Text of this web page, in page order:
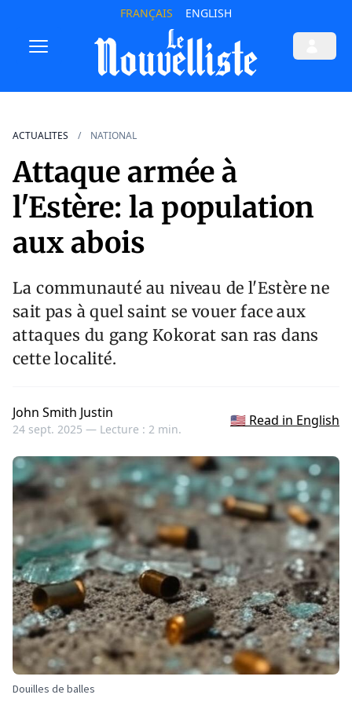
FRANÇAIS ENGLISH
ACTUALITES NATIONAL
Attaque armée à
l'Estère: la population
aux abois
La communauté au niveau de l'Estère ne
sait pas à quel saint se vouer face aux
attaques du gang Kokorat san ras dans
cette localité.
John Smith Justin
24 sept. 2025 — Lecture : 2 min.
🇺🇸 Read in English
Douilles de balles